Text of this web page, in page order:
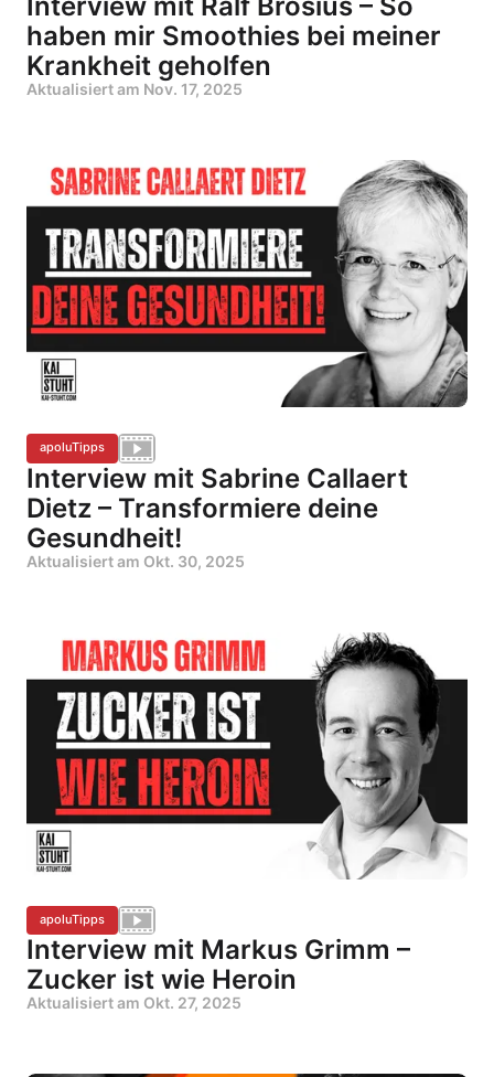
haben mir Smoothies bei meiner
Krankheit geholfen
Aktualisiert am Nov. 17, 2025
apoluTipps
Interview mit Sabrine Callaert
Dietz – Transformiere deine
Gesundheit!
Aktualisiert am Okt. 30, 2025
apoluTipps
Interview mit Markus Grimm –
Zucker ist wie Heroin
Aktualisiert am Okt. 27, 2025